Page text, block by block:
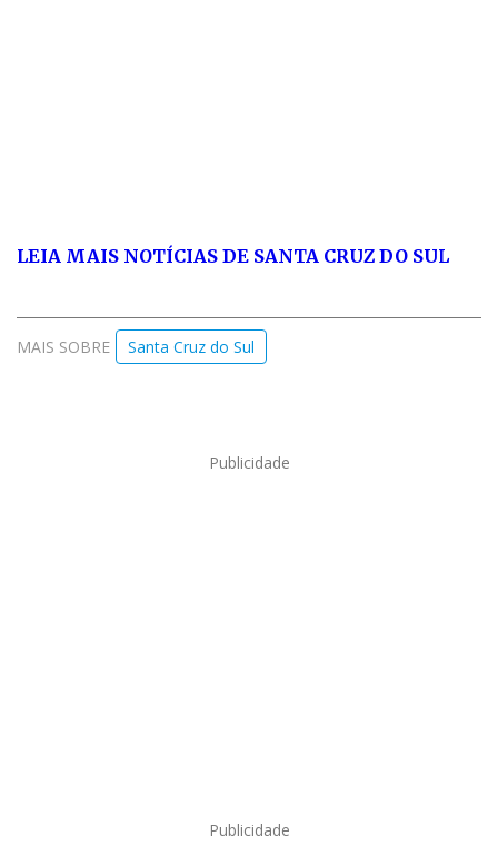
LEIA MAIS NOTÍCIAS DE SANTA CRUZ DO SUL
MAIS SOBRE Santa Cruz do Sul
Publicidade
Publicidade